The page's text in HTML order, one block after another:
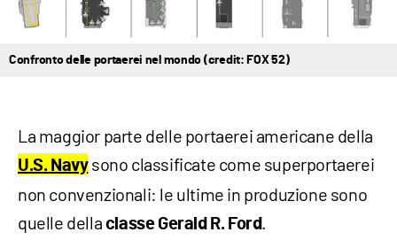
Confronto delle portaerei nel mondo (credit: FOX 52)
La maggior parte delle portaerei americane della
U.S. Navysono classificate come superportaerei
non convenzionali: le ultime in produzione sono
quelle della classe Gerald R. Ford.